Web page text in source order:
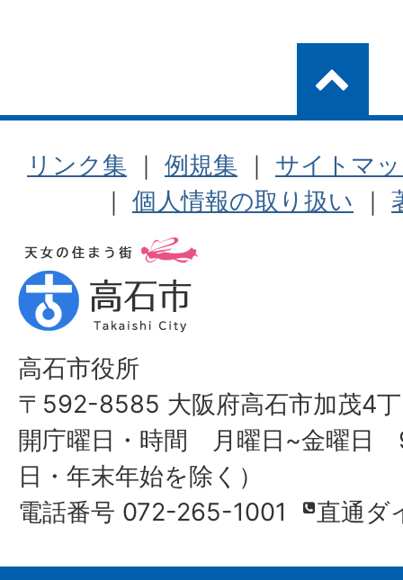
リンク集 ｜ 例規集 ｜ サイトマ
｜ 個人情報の取り扱い ｜
高石市役所
〒592-8585 大阪府高石市加茂4丁
開庁曜日・時間 月曜日~金曜日
日・年末年始を除く）
電話番号 072-265-1001
直通ダ